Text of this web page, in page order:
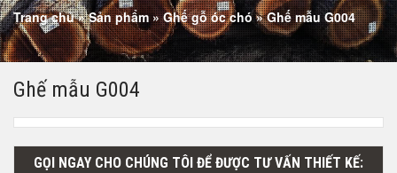
Trang chủ»Sản phẩm»Ghế gỗ óc chó»Ghế mẫu G004
Ghế mẫu G004
GỌI NGAY CHO CHÚNG TÔI ĐỂ ĐƯỢC TƯ VẤN THIẾT KẾ: